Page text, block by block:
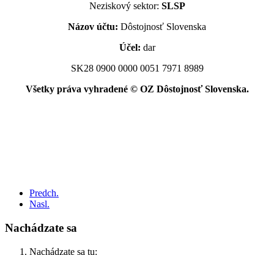
Neziskový sektor: SLSP
Názov účtu: Dôstojnosť Slovenska
Účel: dar
SK28 0900 0000 0051 7971 8989
Všetky práva vyhradené © OZ Dôstojnosť Slovenska.
Predch.
Nasl.
Nachádzate sa
Nachádzate sa tu: